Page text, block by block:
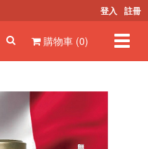
登入 註冊
購物車 (0)